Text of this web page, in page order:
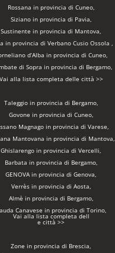
Rossana in provincia di Cuneo,
Siziano in provincia di Pavia,
Sustinente in provincia di Mantova,
in provincia di Verbano Cusio Ossola ,
d’Alba in provincia di Cuneo,
di Sopra in provincia di Bergamo,
Vai alla lista completa delle città >>
Taleggio in provincia di Bergamo,
Govone in provincia di Cuneo,
Magnago in provincia di Varese,
Mantovana in provincia di Mantova,
Ghislarengo in provincia di Vercelli,
Barbata in provincia di Bergamo,
GENOVA in provincia di Genova,
Verrès in provincia di Aosta,
Almè in provincia di Bergamo,
Canavese in provincia di Torino,
Vai alla lista completa dell
e città >>
Zone in provincia di Brescia,